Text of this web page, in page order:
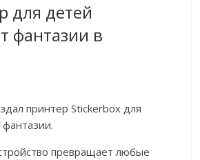
для детей
фантазии в
принтер Stickerbox для
превращает любые